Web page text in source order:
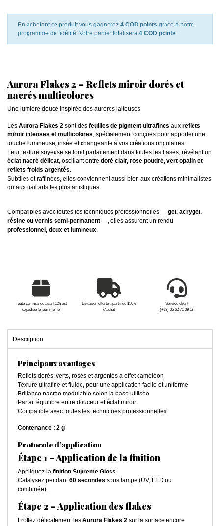
En achetant ce produit vous gagnerez 4 COD points grâce à notre
programme de fidélité. Votre panier totalisera 4 COD points.
Aurora Flakes 2 – Reflets miroir dorés et
nacrés multicolores
Une lumière douce inspirée des aurores laiteuses
Les Aurora Flakes 2 sont des feuilles de pigment ultrafines aux reflets
miroir intenses et multicolores, spécialement conçues pour apporter une
touche lumineuse, irisée et changeante à vos créations ongulaires.
Leur texture soyeuse se fond parfaitement dans toutes les bases, révélant un
éclat nacré délicat, oscillant entre doré clair, rose poudré, vert opalin et
reflets froids argentés.
Subtiles et raffinées, elles conviennent aussi bien aux créations minimalistes
qu’aux nail arts les plus artistiques.
Compatibles avec toutes les techniques professionnelles — gel, acrygel,
résine ou vernis semi-permanent —, elles assurent un rendu
professionnel, doux et lumineux.
Toute commande avant 12h est
expédiée le jour même
Livraison offerte à partir de 150 €
d'achat
Service client
(+33) 05 62 71 09 18
Description
Principaux avantages
Reflets dorés, verts, rosés et argentés à effet caméléon
Texture ultrafine et fluide, pour une application facile et uniforme
Brillance nacrée modulable selon la base utilisée
Parfait équilibre entre douceur et éclat miroir
Compatible avec toutes les techniques professionnelles
Contenance : 2 g
Protocole d’application
Étape 1 – Application de la finition
Appliquez la finition Supreme Gloss.
Catalysez pendant60 secondes sous lampe (UV, LED ou
combinée).
Étape 2 – Application des flakes
Frottez délicatement les Aurora Flakes 2 sur la surface encore